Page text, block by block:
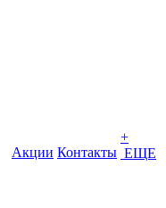
Акции Контакты
+
ЕЩЕ